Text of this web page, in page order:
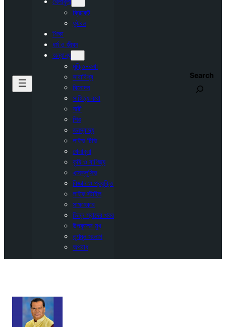
ক্রিকেট
ফুটবল
শিক্ষা
ধর্ম ও জীবন
অন্যান্য
মুক্তি-কথা
সারাবিশ্ব
বিনোদন
সাহিত্য কথা
নারী
শিশু
জনস্বাস্থ্য
লাইভ টিভি
খেলাধুলা
কৃষি ও বাণিজ্য
এক্সক্লুসিভ
বিজ্ঞান ও প্রযুক্তি
লাইফ স্টাইল
সাক্ষাৎকার
ভিন্ন স্বাদের খবর
উপকূলের মুখ
তৃণমূল সংলাপ
অপরাধ
Search